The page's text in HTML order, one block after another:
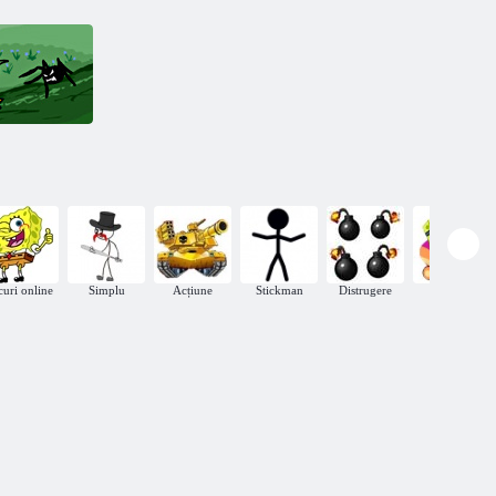
aventura
online Simplu Acțiune Stickman Distrugere